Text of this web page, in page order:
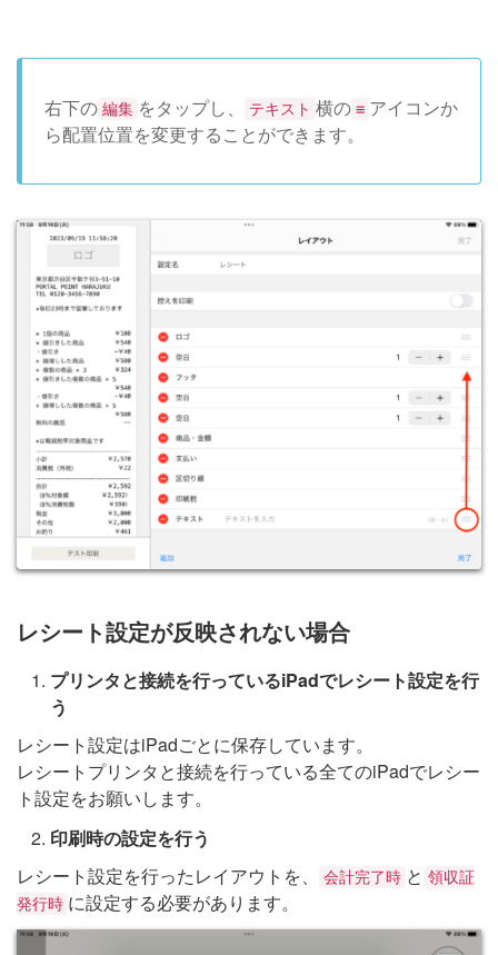
右下の 編集 をタップし、 テキスト 横の ≡ アイコンか
ら配置位置を変更することができます。
レシート設定が反映されない場合
プリンタと接続を行っているiPadでレシート設定を行
う
レシート設定はiPadごとに保存しています。
レシートプリンタと接続を行っている全てのiPadでレシー
ト設定をお願いします。
印刷時の設定を行う
レシート設定を行ったレイアウトを、
会計完了時 と 領収証
発行時 に設定する必要があります。